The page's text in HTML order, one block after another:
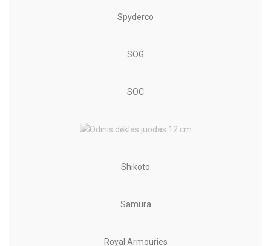
Spyderco
SOG
SOC
Shikoto
Samura
Royal Armouries